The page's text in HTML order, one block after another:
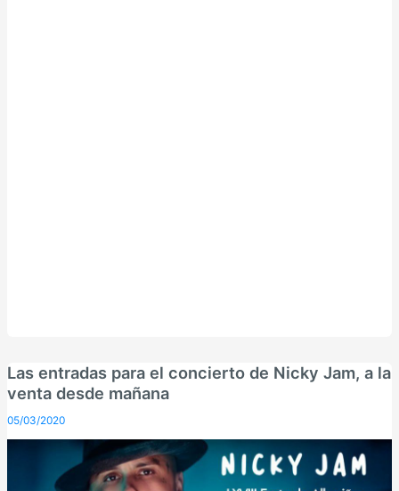
Las entradas para el concierto de Nicky Jam, a la
venta desde mañana
05/03/2020